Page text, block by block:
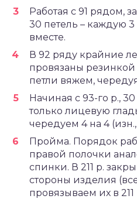
Работая с 91 рядом,
30 петель – каждую
вместе.
В 92 ряду крайние
провязаны резинкой
петли вяжем,
Начиная с 93-го р.,
только лицевую
чередуем 4 на 4
Пройма. Порядок
правой полочки
спинки. В 211 р.
стороны изделия
провязываем их в